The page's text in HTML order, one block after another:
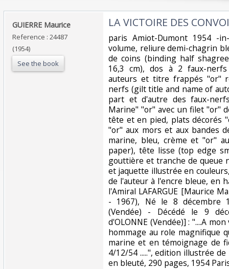
‎GUIERRE Maurice‎
Reference : 24487
(1954)
See the book
‎LA VICTOIRE DES
‎paris Amiot-Dumont 1954 -
volume, reliure demi-chagrin
de coins (binding half
16,3 cm), dos à 2 faux-
auteurs et titre frappés "or"
nerfs (gilt title and name of
part et d'autre des faux-
Marine" "or" avec un filet "or"
tête et en pied, plats décorés
"or" aux mors et aux bandes
marine, bleu, crème et "or"
paper), tête lisse (top edge
gouttière et tranche de queue
et jaquette illustrée en
de l'auteur à l'encre bleue, en
l'Amiral LAFARGUE [Maurice
- 1967), Né le 8 décembre
(Vendée) - Décédé le 9
d'OLONNE (Vendée)] : "....A
hommage au role magnifique
marine et en témoignage de
4/12/54 .....", edition illustrée
en bleuté, 290 pages, 1954